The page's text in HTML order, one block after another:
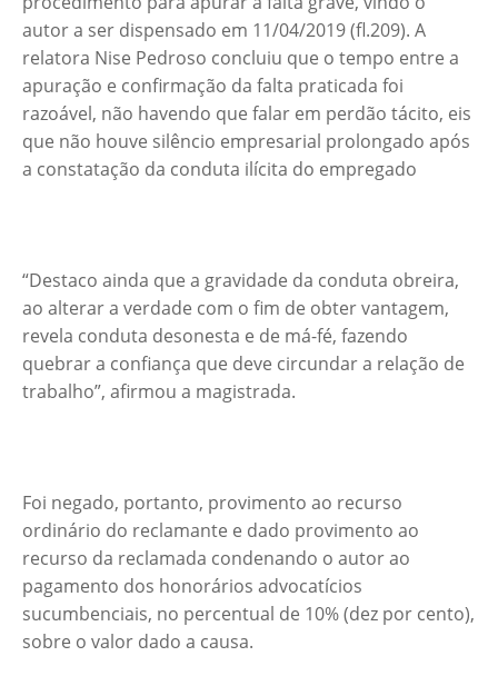
autor a ser dispensado em 11/04/2019 (fl.209). A
relatora Nise Pedroso concluiu que o tempo entre a
apuração e confirmação da falta praticada foi
razoável, não havendo que falar em perdão tácito, eis
que não houve silêncio empresarial prolongado após
a constatação da conduta ilícita do empregado
“Destaco ainda que a gravidade da conduta obreira,
ao alterar a verdade com o fim de obter vantagem,
revela conduta desonesta e de má-fé, fazendo
quebrar a confiança que deve circundar a relação de
trabalho”, afirmou a magistrada.
Foi negado, portanto, provimento ao recurso
ordinário do reclamante e dado provimento ao
recurso da reclamada condenando o autor ao
pagamento dos honorários advocatícios
sucumbenciais, no percentual de 10% (dez por cento),
sobre o valor dado a causa.